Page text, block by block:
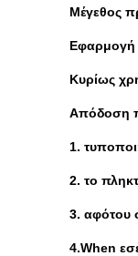
Μέγεθος
Εφαρμογή
Κυρίως
Απόδοση
1.
2. το
3. αφότου
4.When